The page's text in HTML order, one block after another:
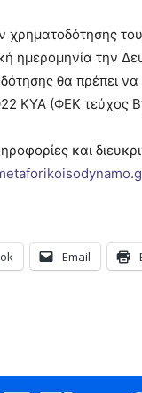
ημερομηνία την
θα πρέπει
ΚΥΑ (ΦΕΚ τεύχος
και
Email